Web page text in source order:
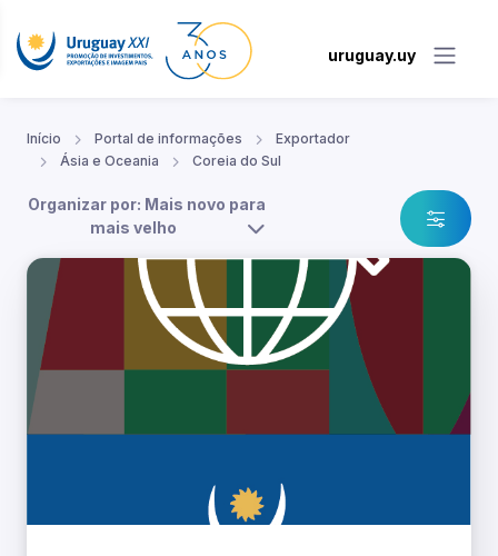
uruguay.uy
Início Portal de informações
Exportador
Ásia e Oceania
Coreia do Sul
Organizar por: Mais novo para
mais velho